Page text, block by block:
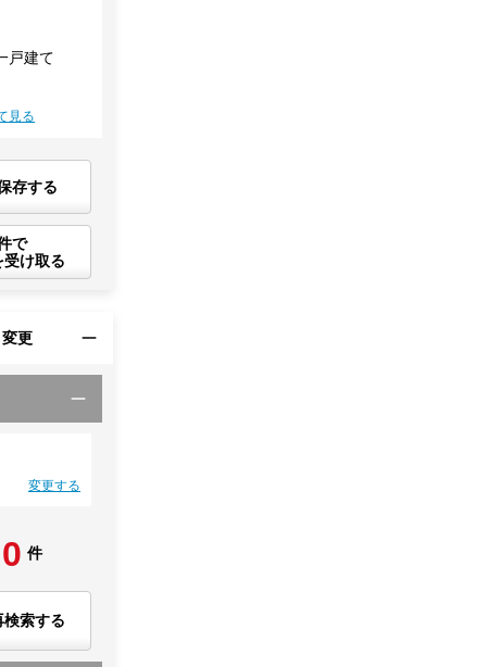
戸建て
見る
存する
で
受け取る
更
変更する
0 件
検索する